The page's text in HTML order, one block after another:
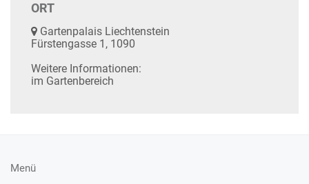
ORT
Gartenpalais Liechtenstein
Fürstengasse 1, 1090
Weitere Informationen:
im Gartenbereich
Menü